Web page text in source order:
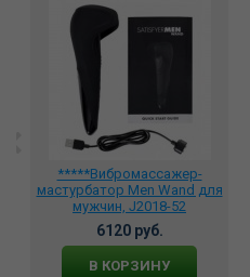
*****Вибромассажер-
мастурбатор Men Wand для
мужчин, J2018-52
6120 руб.
В КОРЗИНУ